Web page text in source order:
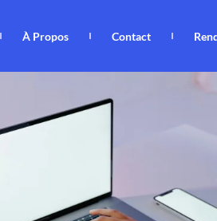
À Propos Contact